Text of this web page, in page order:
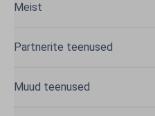
Meist
Partnerite teenused
Muud teenused